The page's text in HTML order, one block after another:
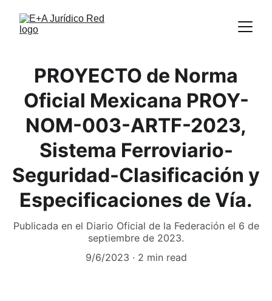
PROYECTO de Norma
Oficial Mexicana PROY-
NOM-003-ARTF-2023,
Sistema Ferroviario-
Seguridad-Clasificación y
Especificaciones de Vía.
Publicada en el Diario Oficial de la Federación el 6 de
septiembre de 2023.
9/6/2023
2 min read